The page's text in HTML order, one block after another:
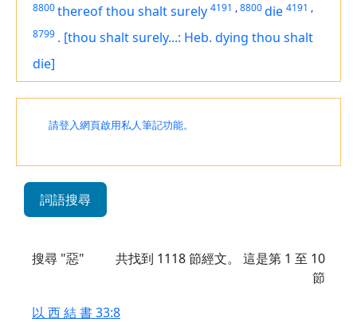
8800thereof thou shalt surely 4191 ,8800die 4191 ,
8799 . [thou shalt surely...: Heb. dying thou shalt
die]
請登入網頁啟用私人筆記功能。
詞語搜尋
搜尋 "惡" 共找到 1118節經文。 這是第 1 至 10
節
以 西 結 書 33:8